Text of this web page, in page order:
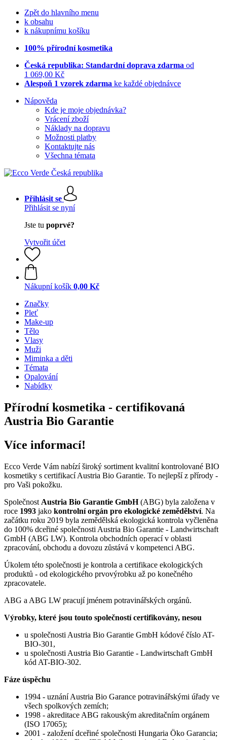
Zpět do hlavního menu
k obsahu
k nákupnímu košíku
100% přírodní kosmetika
Česká republika: Standardní doprava zdarma od
1 069,00 Kč
Alespoň 1 vzorek zdarma ke každé objednávce
Nápověda
Kde je moje objednávka?
Vrácení zboží
Náklady na dopravu
Možnosti platby
Kontaktujte nás
Všechna témata
Přihlásit se
Přihlásit se nyní
Jste tu poprvé?
Vytvořit účet
Nákupní košík 0,00 Kč
Značky
Pleť
Make-up
Tělo
Vlasy
Muži
Miminka a děti
Témata
Opalování
Nabídky
Přírodní kosmetika - certifikovaná
Austria Bio Garantie
Více informací!
Ecco Verde Vám nabízí široký sortiment kvalitní kontrolované BIO
kosmetiky s certifikací Austria Bio Garantie. To nejlepší z přírody -
pro Vaši pokožku.
Společnost Austria Bio Garantie GmbH(ABG) byla založena v
roce 1993 jako kontrolní orgán pro ekologické zemědělství. Na
začátku roku 2019 byla zemědělská ekologická kontrola vyčleněna
do 100% dceřiné společnosti Austria Bio Garantie - Landwirtschaft
GmbH (ABG LW). Kontrola obchodních operací v oblasti
zpracování, obchodu a dovozu zůstává v kompetenci ABG.
Úkolem této společnosti je kontrola a certifikace ekologických
produktů - od ekologického prvovýrobku až po konečného
zpracovatele.
ABG a ABG LW pracují jménem potravinářských orgánů.
Výrobky, které jsou touto společností certifikovány, nesou
u společnosti Austria Bio Garantie GmbH kódové číslo AT-
BIO-301,
u společnosti Austria Bio Garantie - Landwirtschaft GmbH
kód AT-BIO-302.
Fáze úspěchu
1994 - uznání Austria Bio Garance potravinářskými úřady ve
všech spolkových zemích;
1998 - akreditace ABG rakouským akreditačním orgánem
(ISO 17065);
2001 - založení dceřiné společnosti Hungaria Öko Garancia;